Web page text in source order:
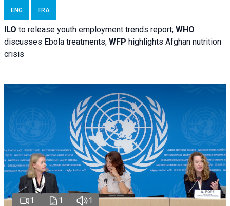
ENG FRA
ILO to release youth employment trends report; WHO
discusses Ebola treatments; WFP highlights Afghan nutrition
crisis
1 1 1